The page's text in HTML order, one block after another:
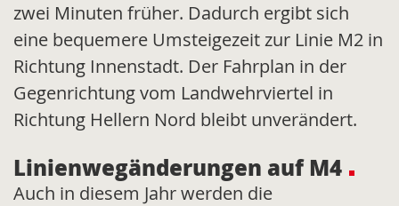
zwei Minuten früher. Dadurch ergibt sich
eine bequemere Umsteigezeit zur Linie M2 in
Richtung Innenstadt. Der Fahrplan in der
Gegenrichtung vom Landwehrviertel in
Richtung Hellern Nord bleibt unverändert.
Linienwegänderungen auf M4
Auch in diesem Jahr werden die